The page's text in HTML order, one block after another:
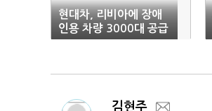
현대차, 리비아에 장애
인용 차량 3000대 공급
김현주